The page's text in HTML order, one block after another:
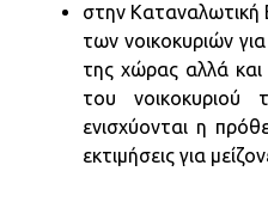
στην Καταναλωτική
των νοικοκυριών
της χώρας αλλά και
του νοικοκυριού
ενισχύονται η
εκτιμήσεις για